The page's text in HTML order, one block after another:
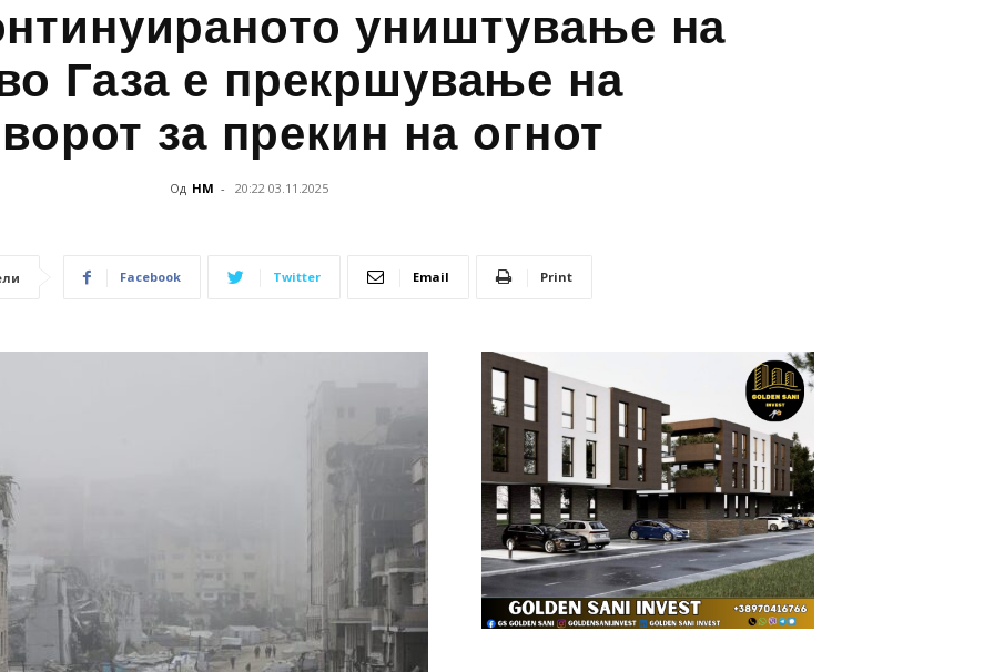
уништување на
Газа е прекршување на
за прекин на огнот
Од НМ - 20:22 03.11.2025
Facebook Twitter Email Print